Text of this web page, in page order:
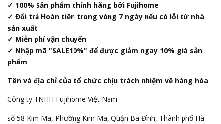
✓ 100% Sản phẩm chính hãng bởi Fujihome
✓ Đổi trả Hoàn tiền trong vòng 7 ngày nếu có lỗi từ nhà
sản xuất
✓ Miễn phí vận chuyển
✓ Nhập mã "SALE10%" để được giảm ngay 10% giá sản
phẩm
Tên và địa chỉ của tổ chức chịu trách nhiệm về hàng hóa
Công ty TNHH Fujihome Việt Nam
số 58 Kim Mã, Phường Kim Mã, Quận Ba Đình, Thành phố Hà